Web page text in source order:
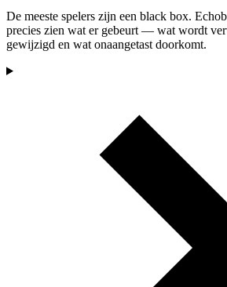
De meeste spelers zijn een black box.
precies zien wat er gebeurt — wat wordt
gewijzigd en wat onaangetast doorkomt.